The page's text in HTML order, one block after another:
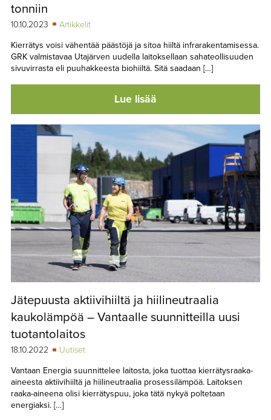
tonniin
10.10.2023
Artikkelit
Kierrätys voisi vähentää päästöjä ja sitoa hiiltä infrarakentamisessa.
GRK valmistavaa Utajärven uudella laitoksellaan sahateollisuuden
sivuvirrasta eli puuhakkeesta biohiiltä. Sitä saadaan […]
Lue lisää
Jätepuusta aktiivihiiltä ja hiilineutraalia
kaukolämpöä – Vantaalle suunnitteilla uusi
tuotantolaitos
18.10.2022
Uutiset
Vantaan Energia suunnittelee laitosta, joka tuottaa kierrätysraaka-
aineesta aktiivihiiltä ja hiilineutraalia prosessilämpöä. Laitoksen
raaka-aineena olisi kierrätyspuu, joka tätä nykyä poltetaan
energiaksi. […]